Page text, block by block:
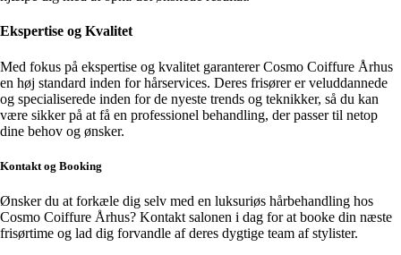
Ekspertise og Kvalitet
Med fokus på ekspertise og kvalitet garanterer Cosmo Coiffure Århus
en høj standard inden for hårservices. Deres frisører er veluddannede
og specialiserede inden for de nyeste trends og teknikker, så du kan
være sikker på at få en professionel behandling, der passer til netop
dine behov og ønsker.
Kontakt og Booking
Ønsker du at forkæle dig selv med en luksuriøs hårbehandling hos
Cosmo Coiffure Århus? Kontakt salonen i dag for at booke din næste
frisørtime og lad dig forvandle af deres dygtige team af stylister.